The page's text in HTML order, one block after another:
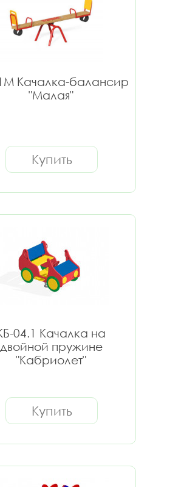
Качалка-балансир
"Малая"
Купить
04.1 Качалка на
двойной пружине
"Кабриолет"
Купить